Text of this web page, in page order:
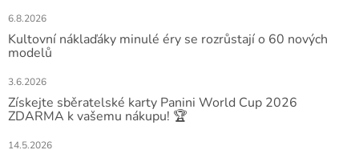
6.8.2026
Kultovní náklaďáky minulé éry se rozrůstají o 60 nových
modelů
3.6.2026
Získejte sběratelské karty Panini World Cup 2026
ZDARMA k vašemu nákupu! 🏆
14.5.2026